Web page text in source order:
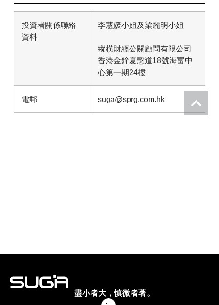
投資者關係聯絡
資料
李慧媛小姐及梁麗明小姐
縱橫財經公關顧問有限公司
香港金鐘夏愨道18號海富中
心第一期24樓
電郵 suga@sprg.com.hk
盡小者大，慎微者著。